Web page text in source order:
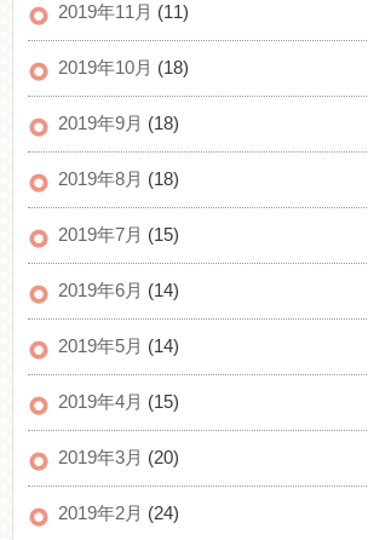
2019年11月 (11)
2019年10月 (18)
2019年9月 (18)
2019年8月 (18)
2019年7月 (15)
2019年6月 (14)
2019年5月 (14)
2019年4月 (15)
2019年3月 (20)
2019年2月 (24)